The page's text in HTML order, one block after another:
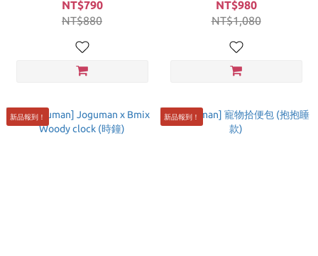
NT$790
NT$880
NT$980
NT$1,080
新品報到！ 新品報到！